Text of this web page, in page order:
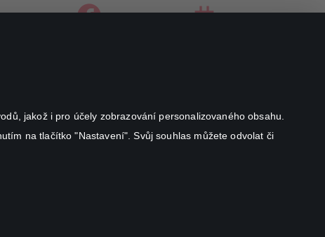
jakož i pro účely zobrazování personalizovaného obsahu.
na tlačítko "Nastavení". Svůj souhlas můžete odvolat či
facebookinstagram
Canal+ Luxembourg S. à r.l. se sídlem Rue Albert Borschette 4,